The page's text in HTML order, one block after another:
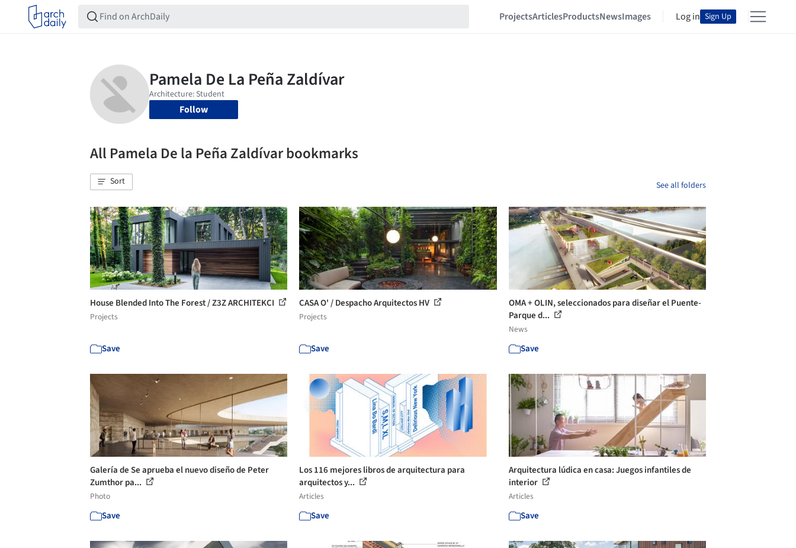
ProjectsArticlesProductsNewsImages Log in Sign Up
Follow
All Pamela De la Peña Zaldívar bookmarks
Sort See all folders
House Blended Into The Forest / Z3Z ARCHITEKCI
Projects
Save
CASA O' / Despacho Arquitectos HV
Projects
Save
OMA + OLIN, seleccionados para diseñar el Puente-
Parque d...
News
Save
Galería de Se aprueba el nuevo diseño de Peter
Zumthor pa...
Photo
Save
Los 116 mejores libros de arquitectura para
arquitectos y...
Articles
Save
Arquitectura lúdica en casa: Juegos infantiles de
interior
Articles
Save